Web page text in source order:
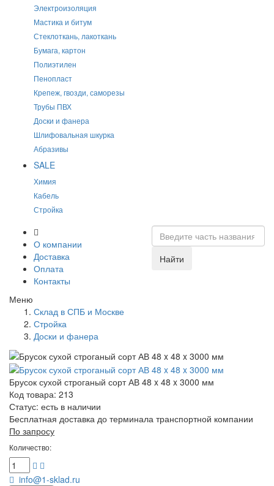
Электроизоляция
Мастика и битум
Стеклоткань, лакоткань
Бумага, картон
Полиэтилен
Пенопласт
Крепеж, гвозди, саморезы
Трубы ПВХ
Доски и фанера
Шлифовальная шкурка
Абразивы
SALE
Химия
Кабель
Стройка
О компании
Доставка
Оплата
Контакты
Найти
Меню
Склад в СПБ и Москве
Стройка
Доски и фанера
Брусок сухой строганый сорт АВ 48 x 48 x 3000 мм
Код товара: 213
Статус: есть в наличии
Бесплатная доставка до терминала транспортной компании
По запросу
Количество:
info@1-sklad.ru